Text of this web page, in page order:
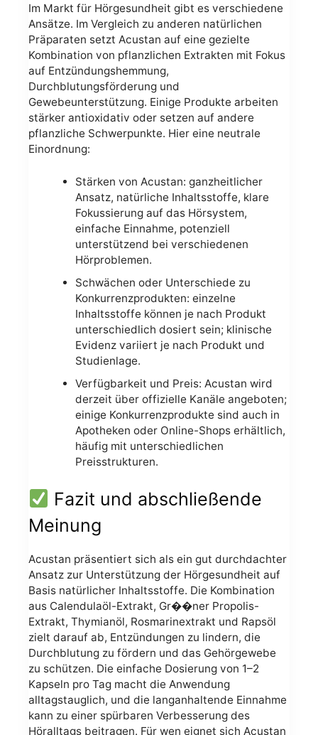
Im Markt für Hörgesundheit gibt es verschiedene
Ansätze. Im Vergleich zu anderen natürlichen
Präparaten setzt Acustan auf eine gezielte
Kombination von pflanzlichen Extrakten mit Fokus
auf Entzündungshemmung,
Durchblutungsförderung und
Gewebeunterstützung. Einige Produkte arbeiten
stärker antioxidativ oder setzen auf andere
pflanzliche Schwerpunkte. Hier eine neutrale
Einordnung:
Stärken von Acustan: ganzheitlicher
Ansatz, natürliche Inhaltsstoffe, klare
Fokussierung auf das Hörsystem,
einfache Einnahme, potenziell
unterstützend bei verschiedenen
Hörproblemen.
Schwächen oder Unterschiede zu
Konkurrenzprodukten: einzelne
Inhaltsstoffe können je nach Produkt
unterschiedlich dosiert sein; klinische
Evidenz variiert je nach Produkt und
Studienlage.
Verfügbarkeit und Preis: Acustan wird
derzeit über offizielle Kanäle angeboten;
einige Konkurrenzprodukte sind auch in
Apotheken oder Online-Shops erhältlich,
häufig mit unterschiedlichen
Preisstrukturen.
Fazit und abschließende
Meinung
Acustan präsentiert sich als ein gut durchdachter
Ansatz zur Unterstützung der Hörgesundheit auf
Basis natürlicher Inhaltsstoffe. Die Kombination
aus Calendulaöl-Extrakt, Gr��ner Propolis-
Extrakt, Thymianöl, Rosmarinextrakt und Rapsöl
zielt darauf ab, Entzündungen zu lindern, die
Durchblutung zu fördern und das Gehörgewebe
zu schützen. Die einfache Dosierung von 1–2
Kapseln pro Tag macht die Anwendung
alltagstauglich, und die langanhaltende Einnahme
kann zu einer spürbaren Verbesserung des
Höralltags beitragen. Für wen eignet sich Acustan